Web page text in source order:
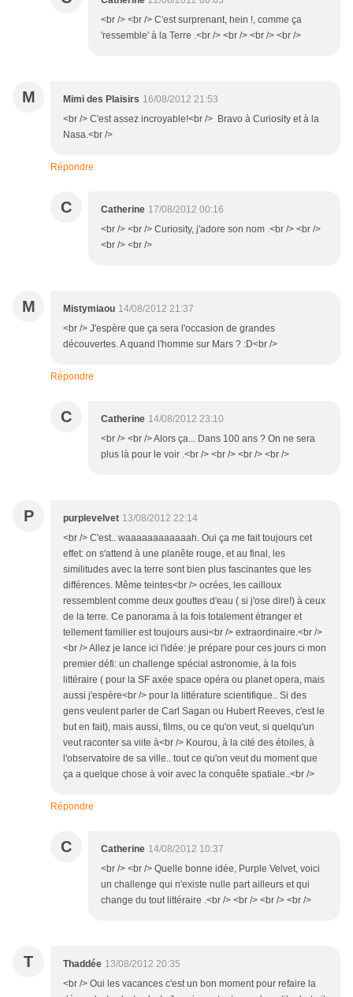
<br /> <br /> C'est surprenant, hein !, comme ça
'ressemble' à la Terre .<br /> <br /> <br /> <br />
M Mimi des Plaisirs 16/08/2012 21:53
<br /> C'est assez incroyable!<br /> Bravo à Curiosity et à la
Nasa.<br />
Répondre
C Catherine 17/08/2012 00:16
<br /> <br /> Curiosity, j'adore son nom .<br /> <br />
<br /> <br />
M Mistymiaou 14/08/2012 21:37
<br /> J'espère que ça sera l'occasion de grandes
découvertes. A quand l'homme sur Mars ? :D<br />
Répondre
C Catherine 14/08/2012 23:10
<br /> <br /> Alors ça... Dans 100 ans ? On ne sera
plus là pour le voir .<br /> <br /> <br /> <br />
P purplevelvet 13/08/2012 22:14
<br /> C'est.. waaaaaaaaaaaah. Oui ça me fait toujours cet
effet: on s'attend à une planête rouge, et au final, les
similitudes avec la terre sont bien plus fascinantes que les
différences. Même teintes<br /> ocrées, les cailloux
ressemblent comme deux gouttes d'eau ( si j'ose dire!) à ceux
de la terre. Ce panorama à la fois totalement étranger et
tellement familier est toujours ausi<br /> extraordinaire.<br />
<br /> Allez je lance ici l'idée: je prépare pour ces jours ci mon
premier défi: un challenge spécial astronomie, à la fois
littéraire ( pour la SF axée space opéra ou planet opera, mais
aussi j'espère<br /> pour la littérature scientifique.. Si des
gens veulent parler de Carl Sagan ou Hubert Reeves, c'est le
but en fait), mais aussi, films, ou ce qu'on veut, si quelqu'un
veut raconter sa viite à<br /> Kourou, à la cité des étoiles, à
l'observatoire de sa ville.. tout ce qu'on veut du moment que
ça a quelque chose à voir avec la conquête spatiale..<br />
Répondre
C Catherine 14/08/2012 10:37
<br /> <br /> Quelle bonne idée, Purple Velvet, voici
un challenge qui n'existe nulle part ailleurs et qui
change du tout littéraire .<br /> <br /> <br /> <br />
T Thaddée 13/08/2012 20:35
<br /> Oui les vacances c'est un bon moment pour refaire la